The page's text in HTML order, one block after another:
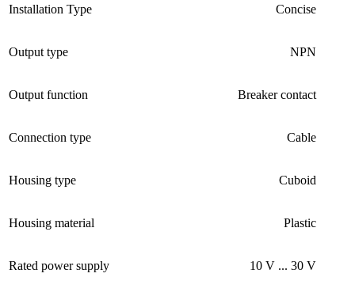
Installation Type Concise
Output type NPN
Output function Breaker contact
Connection type Cable
Housing type Cuboid
Housing material Plastic
Rated power supply 10 V ... 30 V